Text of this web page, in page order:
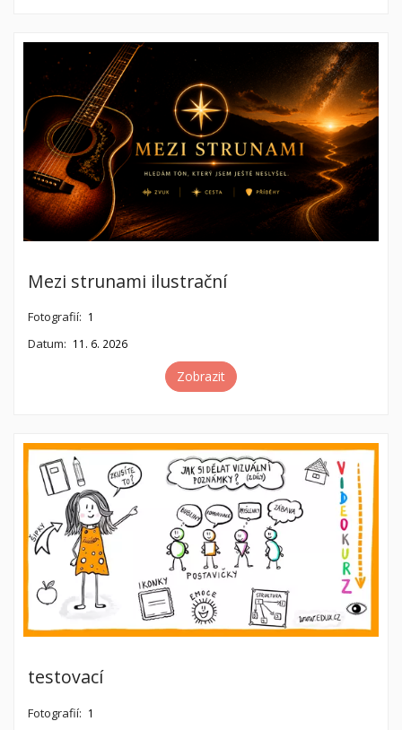
Mezi strunami ilustrační
Fotografií: 1
Datum: 11. 6. 2026
Zobrazit
testovací
Fotografií: 1